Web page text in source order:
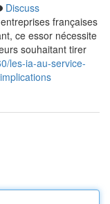
Discuss
françaises
ce essor nécessite
souhaitant tirer
les-ia-au-service-